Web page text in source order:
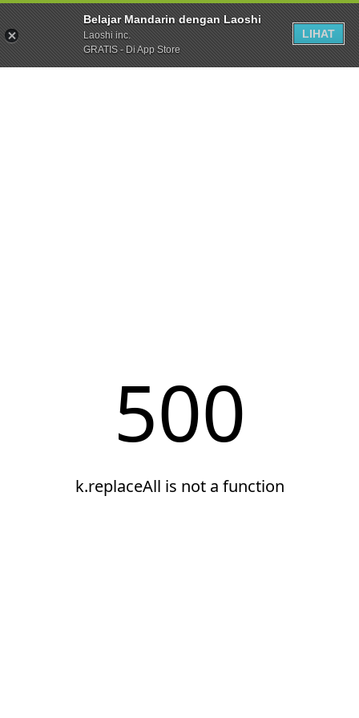
Belajar Mandarin dengan Laoshi
Laoshi inc.
GRATIS - Di App Store
LIHAT
500
k.replaceAll is not a function